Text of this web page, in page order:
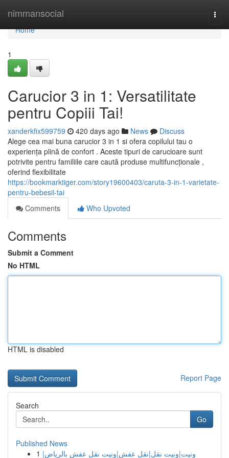
nimmansocial
Home
Home
1
Carucior 3 in 1: Versatilitate
pentru Copiii Tai!
xanderkfix599759 420 days ago News
Discuss
Alege cea mai buna carucior 3 in 1 si ofera copilului tau o
experiența plină de confort . Aceste tipuri de carucioare sunt
potrivite pentru familiile care caută produse multifuncționale ,
oferind flexibilitate
https://bookmarktiger.com/story19600403/caruta-3-in-1-varietate-
pentru-bebesii-tai
Comments
Who Upvoted
Comments
Submit a Comment
No HTML
HTML is disabled
Report Page
Search
Go
Published News
1 ونيت|ونيت نقل|نقل عفش|ونيت نقل عفش بالرياض|